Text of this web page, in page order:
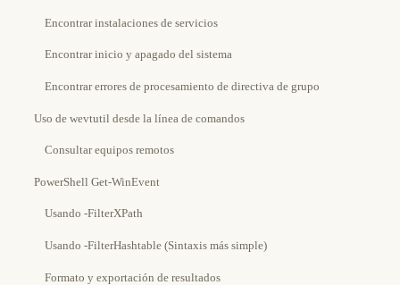
Encontrar instalaciones de servicios
Encontrar inicio y apagado del sistema
Encontrar errores de procesamiento de directiva de grupo
Uso de wevtutil desde la línea de comandos
Consultar equipos remotos
PowerShell Get-WinEvent
Usando -FilterXPath
Usando -FilterHashtable (Sintaxis más simple)
Formato y exportación de resultados